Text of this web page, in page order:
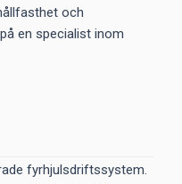
och
en specialist inom
fyrhjulsdriftssystem.